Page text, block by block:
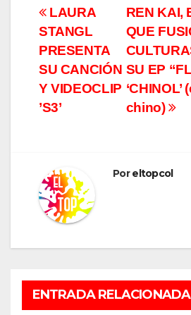
Navegación
de
entradas
REN KAI,
QUE
SU EP
chino)
LAURA
STANGL
PRESENTA
SU CANCIÓN
Y VIDEOCLIP
’S3’
Poreltopcol
ENTRADA RELACIONADA